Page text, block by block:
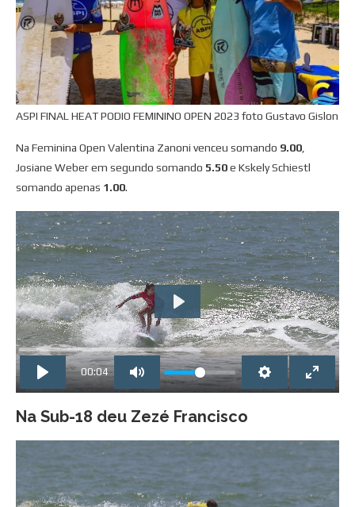
ASPI FINAL HEAT PODIO FEMININO OPEN 2023 foto Gustavo Gislon
Na Feminina Open Valentina Zanoni venceu somando 9.00
Josiane Weber em segundo somando 5.50e Kskely Schiestl
somando apenas 1.00.
00:04
PLAY
Na Sub-18 deu Zezé Francisco